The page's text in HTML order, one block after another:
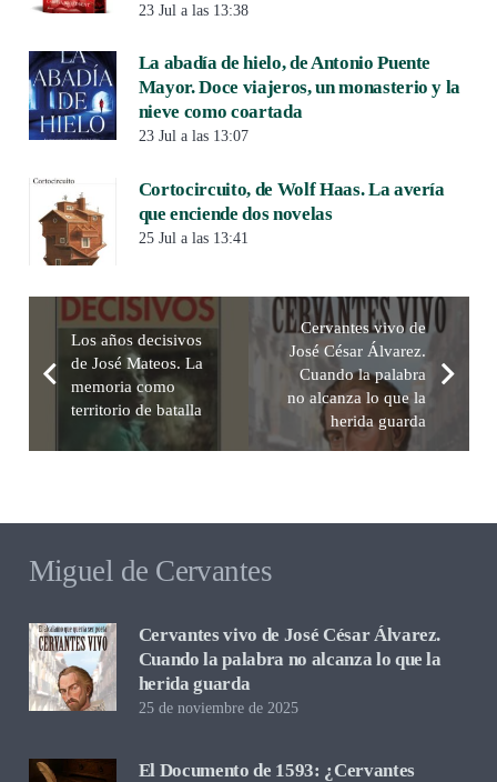
23 Jul a las 13:38
La abadía de hielo, de Antonio Puente
Mayor. Doce viajeros, un monasterio y la
nieve como coartada
23 Jul a las 13:07
Cortocircuito, de Wolf Haas. La avería
que enciende dos novelas
25 Jul a las 13:41
Los años decisivos
de José Mateos. La
memoria como
territorio de batalla
Cervantes vivo de
José César Álvarez.
Cuando la palabra
no alcanza lo que la
herida guarda
Miguel de Cervantes
Cervantes vivo de José César Álvarez.
Cuando la palabra no alcanza lo que la
herida guarda
25 de noviembre de 2025
El Documento de 1593: ¿Cervantes